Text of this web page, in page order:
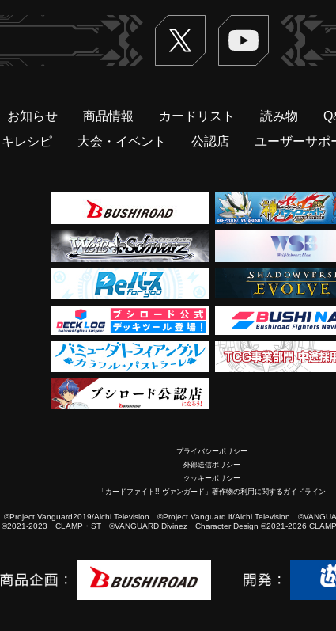
Twitter ヴァンガ
お知らせ 商品情報 カードリスト 読み物
レシピ
大会・イベント 公認店 ユーザーサポ
プライバシーポリシー
外部送信ポリシー
クッキーポリシー
「カードファイト!! ヴァンガード」著作物の利用に関するガイドライン
Vanguard2019/Aichi Television ©Project Vanguard if/Aichi Television
©2021-2023 CLAMP・ST ©VANGUARD Divinez Character Design ©2021-2026